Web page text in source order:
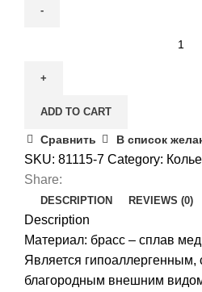
«Замок»
ADD TO CART
Сравнить В список
SKU: 81115-7 Category: Колье
Share:
DESCRIPTION REVIEWS (0)
Description
Материал: брасс – сплав
Является гипоаллергенным,
благородным внешним